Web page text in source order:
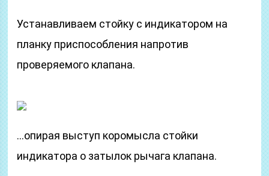
Устанавливаем стойку с индикатором на
планку приспособления напротив
проверяемого клапана.
…опирая выступ коромысла стойки
индикатора о затылок рычага клапана.